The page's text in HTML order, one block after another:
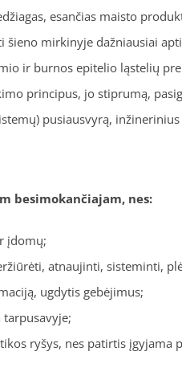
esančias maisto
šieno mirkinyje dažniausiai
ir burnos epitelio ląstelių
principus, jo stiprumą,
pusiausvyrą,
besimokančiajam, nes:
įdomų;
atnaujinti, sisteminti,
ugdytis gebėjimus;
ryšys, nes patirtis įgyjama